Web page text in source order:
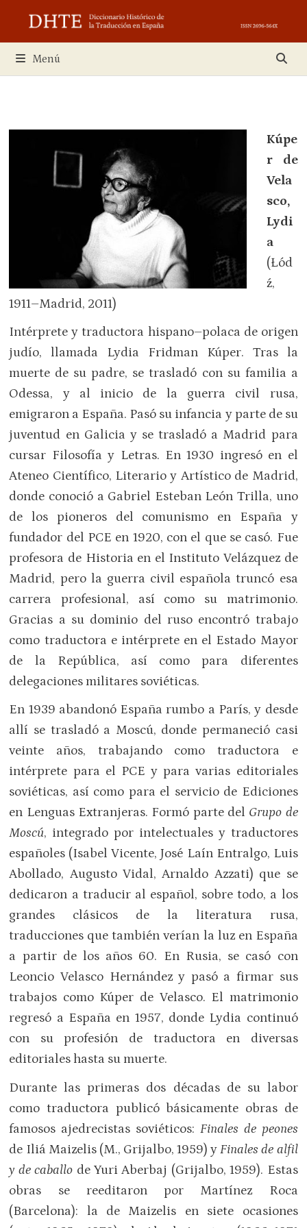
contenido
Menú
Kúpe
r de
Vela
sco,
Lydi
a
(Łód
ź,
1911–Madrid, 2011)
Intérprete y traductora hispano–polaca de origen
judío, llamada Lydia Fridman Kúper. Tras la
muerte de su padre, se trasladó con su familia a
Odessa, y al inicio de la guerra civil rusa,
emigraron a España. Pasó su infancia y parte de su
juventud en Galicia y se trasladó a Madrid para
cursar Filosofía y Letras. En 1930 ingresó en el
Ateneo Científico, Literario y Artístico de Madrid,
donde conoció a Gabriel Esteban León Trilla, uno
de los pioneros del comunismo en España y
fundador del PCE en 1920, con el que se casó. Fue
profesora de Historia en el Instituto Velázquez de
Madrid, pero la guerra civil española truncó esa
carrera profesional, así como su matrimonio.
Gracias a su dominio del ruso encontró trabajo
como traductora e intérprete en el Estado Mayor
de la República, así como para diferentes
delegaciones militares soviéticas.
En 1939 abandonó España rumbo a París, y desde
allí se trasladó a Moscú, donde permaneció casi
veinte años, trabajando como traductora e
intérprete para el PCE y para varias editoriales
soviéticas, así como para el servicio de Ediciones
en Lenguas Extranjeras. Formó parte del Grupo de
Moscú, integrado por intelectuales y traductores
españoles (Isabel Vicente, José Laín Entralgo, Luis
Abollado, Augusto Vidal, Arnaldo Azzati) que se
dedicaron a traducir al español, sobre todo, a los
grandes clásicos de la literatura rusa,
traducciones que también verían la luz en España
a partir de los años 60. En Rusia, se casó con
Leoncio Velasco Hernández y pasó a firmar sus
trabajos como Kúper de Velasco. El matrimonio
regresó a España en 1957, donde Lydia continuó
con su profesión de traductora en diversas
editoriales hasta su muerte.
Durante las primeras dos décadas de su labor
como traductora publicó básicamente obras de
famosos ajedrecistas soviéticos: Finales de peones
de Iliá Maizelis (M., Grijalbo, 1959) yFinales de alfil
y de caballo de Yuri Aberbaj (Grijalbo, 1959). Estas
obras se reeditaron por Martínez Roca
(Barcelona): la de Maizelis en siete ocasiones